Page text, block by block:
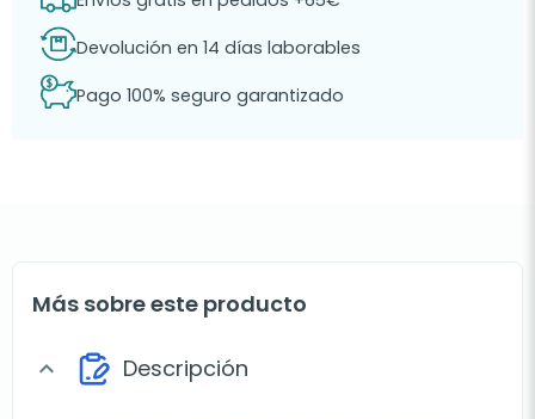
Devolución en 14 días laborables
Pago 100% seguro garantizado
Más sobre este producto
expand_more Descripción